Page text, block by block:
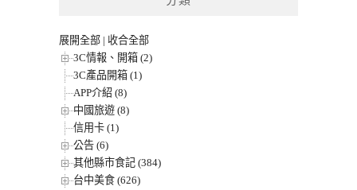
展開全部 | 收合全部
3C情報、開箱 (2)
3C產品開箱 (1)
APP介紹 (8)
中國旅遊 (8)
信用卡 (1)
公告 (6)
其他縣市食記 (384)
台中美食 (626)